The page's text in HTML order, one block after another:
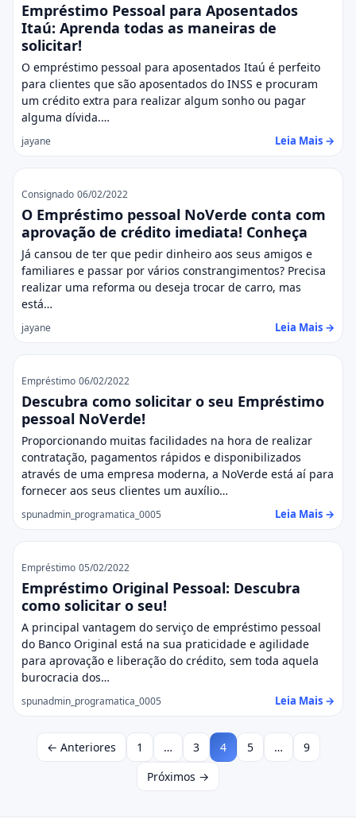
Empréstimo Pessoal para Aposentados
Itaú: Aprenda todas as maneiras de
solicitar!
O empréstimo pessoal para aposentados Itaú é perfeito
para clientes que são aposentados do INSS e procuram
um crédito extra para realizar algum sonho ou pagar
alguma dívida.…
jayane Leia Mais →
Consignado 06/02/2022
O Empréstimo pessoal NoVerde conta com
aprovação de crédito imediata! Conheça
Já cansou de ter que pedir dinheiro aos seus amigos e
familiares e passar por vários constrangimentos? Precisa
realizar uma reforma ou deseja trocar de carro, mas
está…
jayane Leia Mais →
Empréstimo 06/02/2022
Descubra como solicitar o seu Empréstimo
pessoal NoVerde!
Proporcionando muitas facilidades na hora de realizar
contratação, pagamentos rápidos e disponibilizados
através de uma empresa moderna, a NoVerde está aí para
fornecer aos seus clientes um auxílio…
spunadmin_programatica_0005 Leia Mais →
Empréstimo 05/02/2022
Empréstimo Original Pessoal: Descubra
como solicitar o seu!
A principal vantagem do serviço de empréstimo pessoal
do Banco Original está na sua praticidade e agilidade
para aprovação e liberação do crédito, sem toda aquela
burocracia dos…
spunadmin_programatica_0005 Leia Mais →
← Anteriores 1 … 3 4 5 …
9
Próximos →